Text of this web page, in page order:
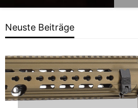
Neuste Beiträge